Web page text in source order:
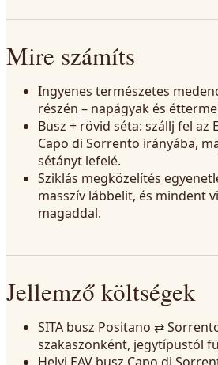
Mire számíts
Ingyenes természetes
részén – napágyak és
Busz + rövid séta: szállj fel az
Capo di Sorrento irányába,
sétányt lefelé.
Sziklás megközelítés
masszív lábbelit, és mindent
magaddal.
Jellemző költségek
SITA busz Positano ⇄
szakaszonként, jegytípustól